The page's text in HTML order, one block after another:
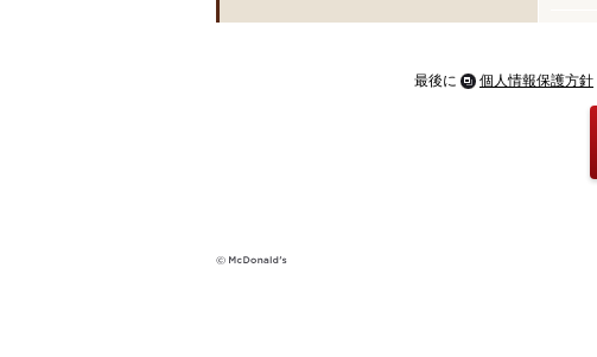
最後に 個人情報保護方針